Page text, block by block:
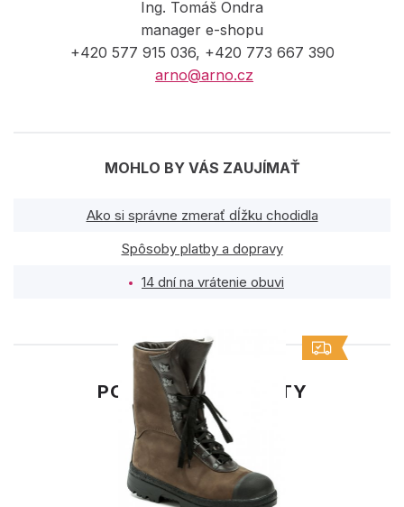
Ing. Tomáš Ondra
manager e-shopu
+420 577 915 036, +420 773 667 390
arno@arno.cz
MOHLO BY VÁS ZAUJÍMAŤ
Ako si správne zmerať dĺžku chodidla
Spôsoby platby a dopravy
14 dní na vrátenie obuvi
PODOBNÉ PRODUKTY